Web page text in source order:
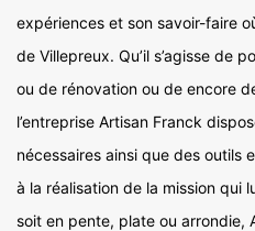
expériences et son savoir-faire
de Villepreux. Qu’il s’agisse de
ou de rénovation ou de encore
l’entreprise Artisan Franck
nécessaires ainsi que des outils
à la réalisation de la mission qui
soit en pente, plate ou arrondie,